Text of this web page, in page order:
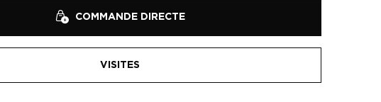
COMMANDE DIRECTE
VISITES